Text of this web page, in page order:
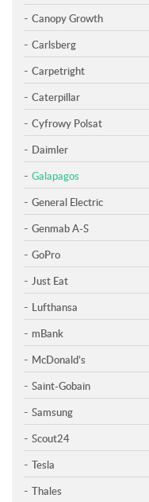
Canopy Growth
Carlsberg
Carpetright
Caterpillar
Cyfrowy Polsat
Daimler
Galapagos
General Electric
Genmab A-S
GoPro
Just Eat
Lufthansa
mBank
McDonald’s
Saint-Gobain
Samsung
Scout24
Tesla
Thales